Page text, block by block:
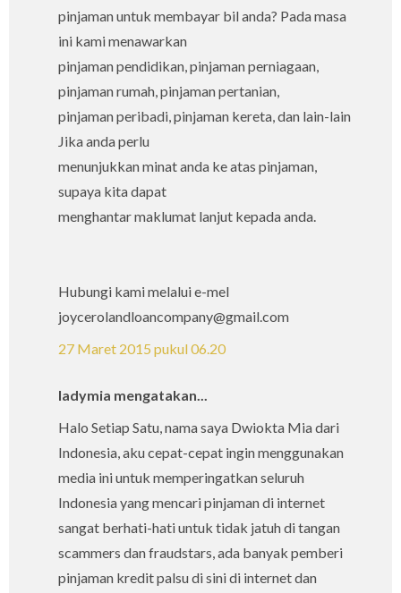
pinjaman untuk membayar bil anda? Pada masa
ini kami menawarkan
pinjaman pendidikan, pinjaman perniagaan,
pinjaman rumah, pinjaman pertanian,
pinjaman peribadi, pinjaman kereta, dan lain-lain
Jika anda perlu
menunjukkan minat anda ke atas pinjaman,
supaya kita dapat
menghantar maklumat lanjut kepada anda.
Hubungi kami melalui e-mel
joycerolandloancompany@gmail.com
27 Maret 2015 pukul 06.20
ladymia mengatakan...
Halo Setiap Satu, nama saya Dwiokta Mia dari
Indonesia, aku cepat-cepat ingin menggunakan
media ini untuk memperingatkan seluruh
Indonesia yang mencari pinjaman di internet
sangat berhati-hati untuk tidak jatuh di tangan
scammers dan fraudstars, ada banyak pemberi
pinjaman kredit palsu di sini di internet dan